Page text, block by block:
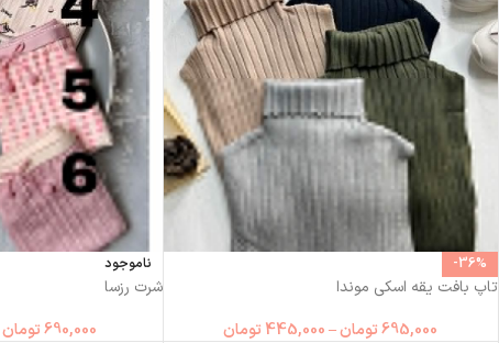
-36%
تاپ بافت یقه اسکی موندا
695,000 تومان–
445,000 تومان
ناموجود
شرت رزسا
690,000تومان